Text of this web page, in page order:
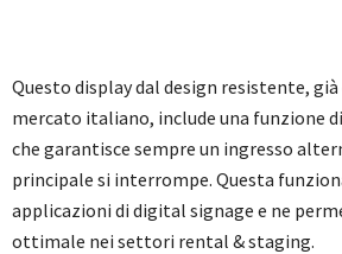
Questo display dal design resistente,
mercato italiano, include una funzione
che garantisce sempre un ingresso
principale si interrompe. Questa
applicazioni di digital signage e ne
ottimale nei settori rental & staging.